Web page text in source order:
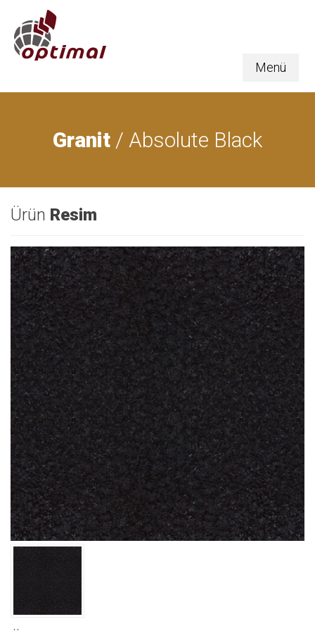
Menü
Granit / Absolute Black
Ürün Resim